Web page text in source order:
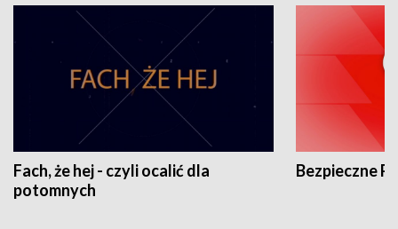
Fach, że hej - czyli ocalić dla
potomnych
Bezpieczne